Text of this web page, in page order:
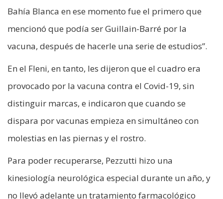
Bahía Blanca en ese momento fue el primero que
mencionó que podía ser Guillain-Barré por la
vacuna, después de hacerle una serie de estudios”.
En el Fleni, en tanto, les dijeron que el cuadro era
provocado por la vacuna contra el Covid-19, sin
distinguir marcas, e indicaron que cuando se
dispara por vacunas empieza en simultáneo con
molestias en las piernas y el rostro.
Para poder recuperarse, Pezzutti hizo una
kinesiología neurológica especial durante un año, y
no llevó adelante un tratamiento farmacológico